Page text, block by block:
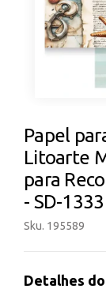
Papel
Litoarte
para
- SD-1333
Sku. 195589
Detalhes